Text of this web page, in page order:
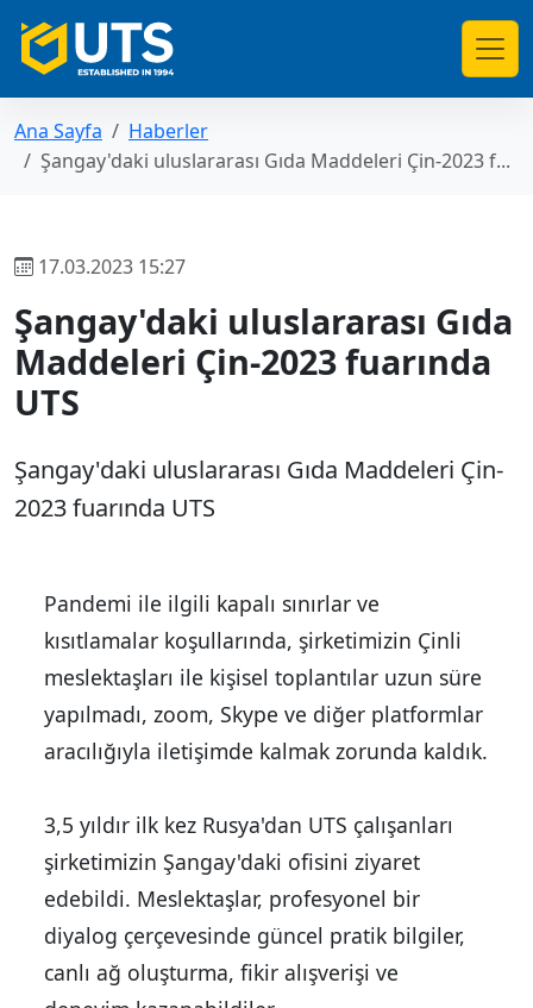
Ana Sayfa
Haberler
Şangay'daki uluslararası Gıda Maddeleri Çin-2023 f...
17.03.2023 15:27
Şangay'daki uluslararası Gıda
Maddeleri Çin-2023 fuarında
UTS
Şangay'daki uluslararası Gıda Maddeleri Çin-
2023 fuarında UTS
Pandemi ile ilgili kapalı sınırlar ve
kısıtlamalar koşullarında, şirketimizin Çinli
meslektaşları ile kişisel toplantılar uzun süre
yapılmadı, zoom, Skype ve diğer platformlar
aracılığıyla iletişimde kalmak zorunda kaldık.
3,5 yıldır ilk kez Rusya'dan UTS çalışanları
şirketimizin Şangay'daki ofisini ziyaret
edebildi. Meslektaşlar, profesyonel bir
diyalog çerçevesinde güncel pratik bilgiler,
canlı ağ oluşturma, fikir alışverişi ve